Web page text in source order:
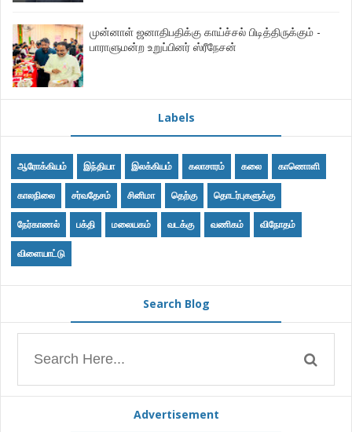
முன்னாள் ஜனாதிபதிக்கு காய்ச்சல் பிடித்திருக்கும் -
பாராளுமன்ற உறுப்பினர் ஸ்ரீநேசன்
Labels
ஆரோக்கியம் இந்தியா இலக்கியம் கலாசாரம் கலை காணொளி
காலநிலை சர்வதேசம் சினிமா தெற்கு தொடர்புகளுக்கு
நேர்காணல் பக்தி மலையகம் வடக்கு வணிகம் விநோதம்
விளையாட்டு
Search Blog
Advertisement